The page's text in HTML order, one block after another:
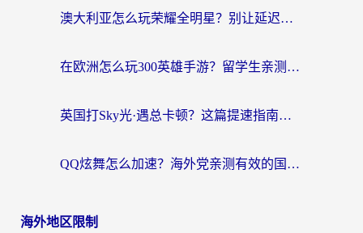
澳大利亚怎么玩荣耀全明星？别让延迟毁了你的连招！海外党专属加速攻略
在欧洲怎么玩300英雄手游？留学生亲测有效的国服游戏加速指南
英国打Sky光·遇总卡顿？这篇提速指南帮你找回治愈感
QQ炫舞怎么加速？海外党亲测有效的国服游戏加速指南（附失落城堡金铲铲之战解决方案）
海外地区限制